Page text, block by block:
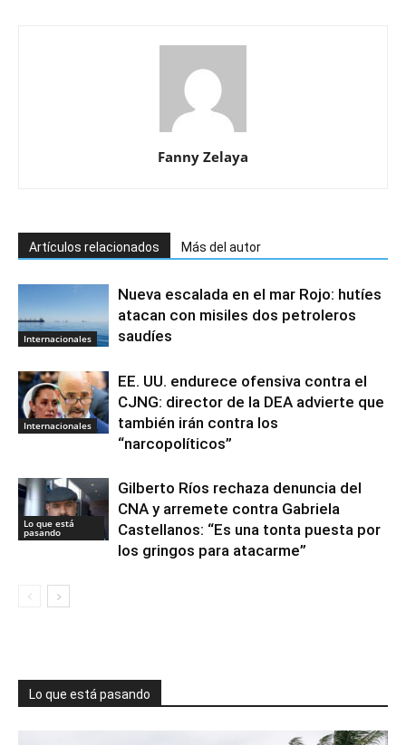
Fanny Zelaya
Artículos relacionados Más del autor
Internacionales
Nueva escalada en el mar Rojo: hutíes
atacan con misiles dos petroleros
saudíes
Internacionales
EE. UU. endurece ofensiva contra el
CJNG: director de la DEA advierte que
también irán contra los
“narcopolíticos”
Lo que está
pasando
Gilberto Ríos rechaza denuncia del
CNA y arremete contra Gabriela
Castellanos: “Es una tonta puesta por
los gringos para atacarme”
Lo que está pasando